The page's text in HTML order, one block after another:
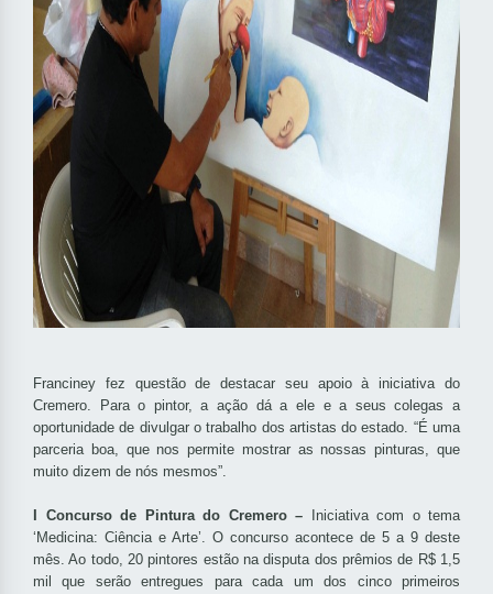
Franciney fez questão de destacar seu apoio à iniciativa do
Cremero. Para o pintor, a ação dá a ele e a seus colegas a
oportunidade de divulgar o trabalho dos artistas do estado. “É uma
parceria boa, que nos permite mostrar as nossas pinturas, que
muito dizem de nós mesmos”.
I Concurso de Pintura do Cremero – Iniciativa com o tema
‘Medicina: Ciência e Arte’. O concurso acontece de 5 a 9 deste
mês. Ao todo, 20 pintores estão na disputa dos prêmios de R$ 1,5
mil que serão entregues para cada um dos cinco primeiros